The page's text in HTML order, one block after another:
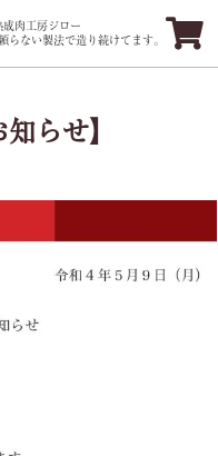
成肉工房ジロー
らない製法で造り続けてます。
らせ】